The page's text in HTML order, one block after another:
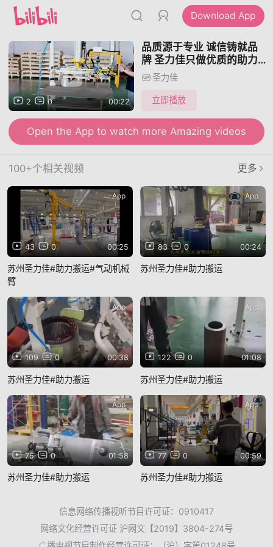
Download App
2 0 00:22
品质源于专业 诚信铸就品
牌 圣力佳只做优质的助力
机械手
圣力佳
立即播放
Open the App to watch more Amazing videos
100+个相关视频 更多
43 0 00:25
App
苏州圣力佳#助力搬运#气动机械
臂
83 0 00:24
App
苏州圣力佳#助力搬运
109 0 00:38
App
苏州圣力佳#助力搬运
122 0 01:08
App
苏州圣力佳#助力搬运
75 0 01:58
App
苏州圣力佳#助力搬运
77 0 00:59
App
苏州圣力佳#助力搬运
信息网络传播视听节目许可证：0910417
网络文化经营许可证 沪网文【2019】3804-274号